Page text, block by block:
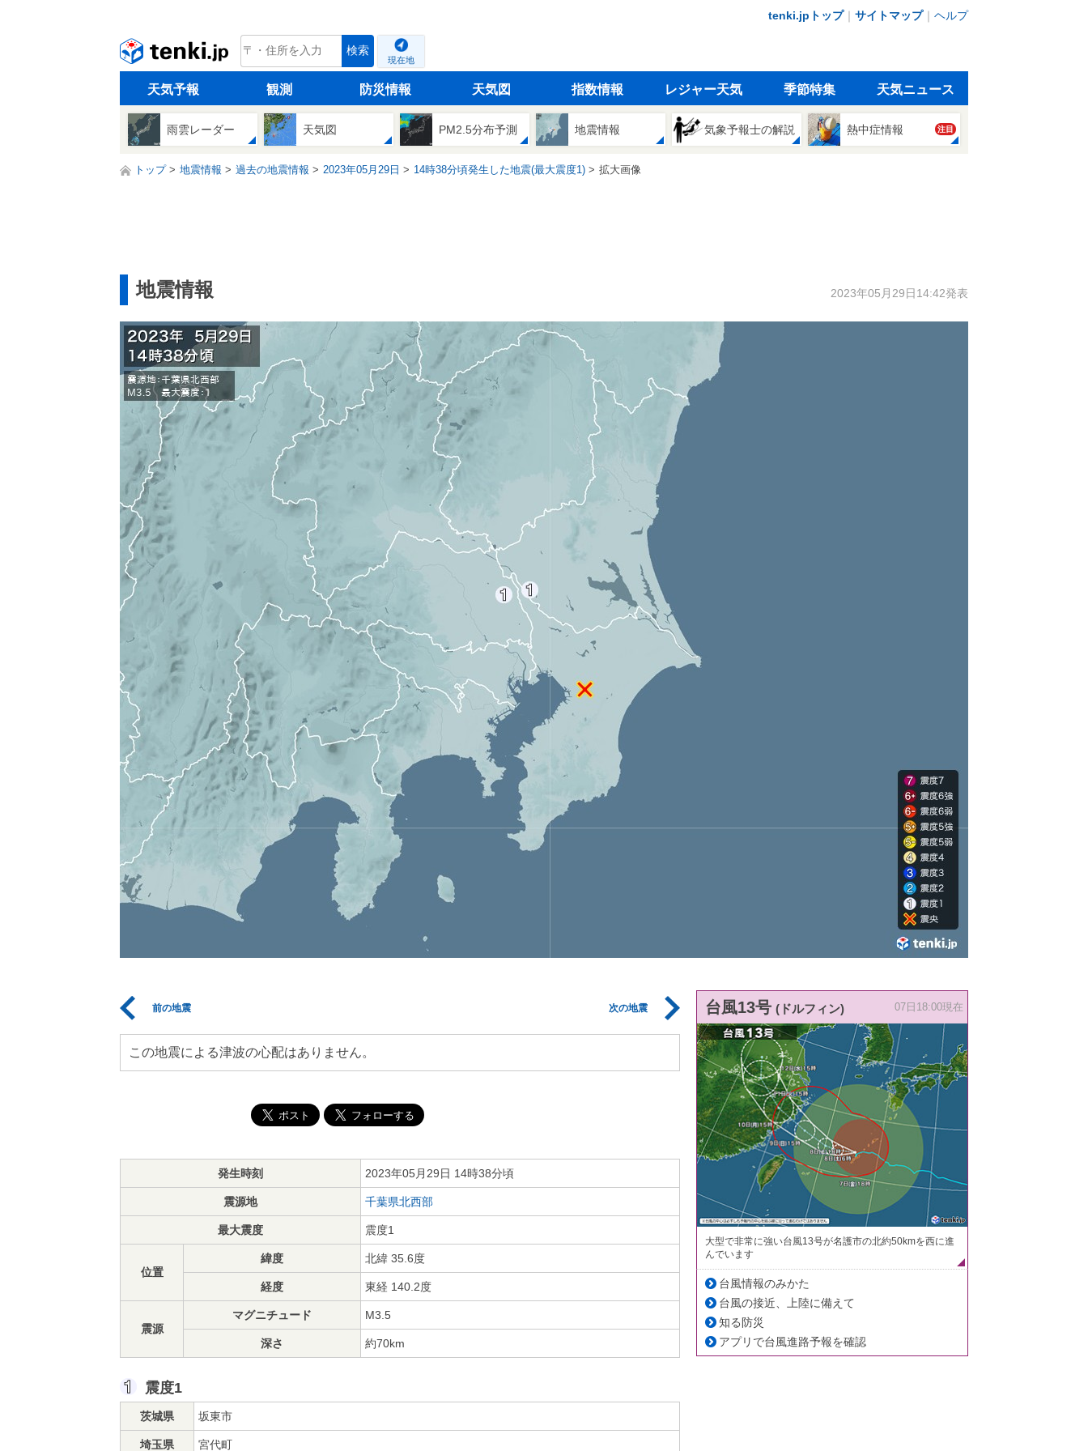
tenki.jpトップ｜ サイトマップ｜ ヘルプ
tenki.jp 検索
現在地
天気予報 観測 防災情報 天気図 指数情報 レジャー天気 季節特集 天気ニュース
雨雲レーダー 天気図 PM2.5分布予測 地震情報 気象予報士の解説 熱中症情報 注目
トップ 地震情報 過去の地震情報 2023年05月29日 14時38分頃発生した地震(最大震度1) 拡大画像
地震情報 2023年05月29日14:42発表
前の地震 次の地震
この地震による津波の心配はありません。
発生時刻 2023年05月29日 14時38分頃
震源地 千葉県北西部
最大震度 震度1
位置
緯度 北緯 35.6度
経度 東経 140.2度
震源
マグニチュード M3.5
深さ 約70km
震度1
茨城県 坂東市
埼玉県 宮代町
台風13号 (ドルフィン) 07日18:00現在
大型で非常に強い台風13号が名護市の北約50kmを西に進
んでいます
台風情報のみかた
台風の接近、上陸に備えて
知る防災
アプリで台風進路予報を確認